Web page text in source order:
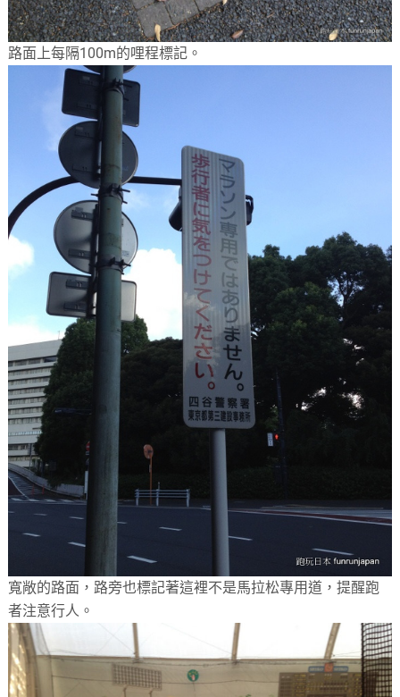
路面上每隔100m的哩程標記。
寬敞的路面，路旁也標記著這裡不是馬拉松專用道，提醒跑
者注意行人。